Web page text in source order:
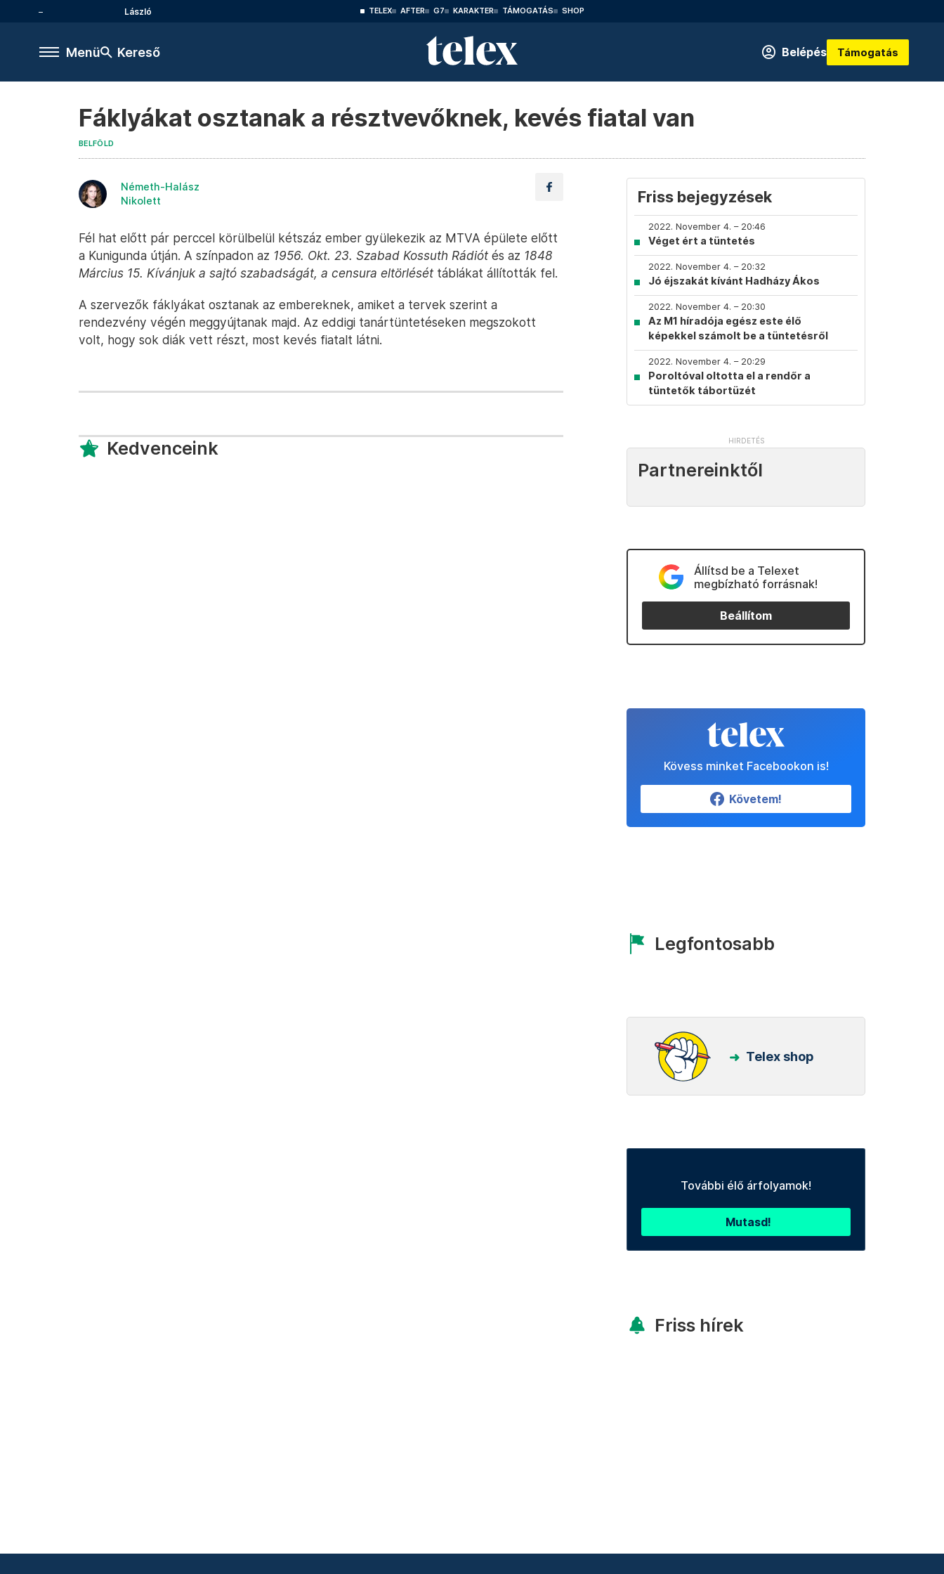
László TELEX AFTER G7 KARAKTER TÁMOGATÁS SHOP
Menü Kereső Belépés Támogatás
Fáklyákat osztanak a résztvevőknek, kevés fiatal van
BELFÖLD
Németh-Halász
Nikolett
Fél hat előtt pár perccel körülbelül kétszáz ember gyülekezik az MTVA épülete előtt
a Kunigunda útján. A színpadon az 1956. Okt. 23. Szabad Kossuth Rádiót és az 1848
Március 15. Kívánjuk a sajtó szabadságát, a censura eltörlését táblákat állították fel.
A szervezők fáklyákat osztanak az embereknek, amiket a tervek szerint a
rendezvény végén meggyújtanak majd. Az eddigi tanártüntetéseken megszokott
volt, hogy sok diák vett részt, most kevés fiatalt látni.
Kedvenceink
Friss bejegyzések
2022. November 4. – 20:46
Véget ért a tüntetés
2022. November 4. – 20:32
Jó éjszakát kívánt Hadházy Ákos
2022. November 4. – 20:30
Az M1 híradója egész este élő
képekkel számolt be a tüntetésről
2022. November 4. – 20:29
Poroltóval oltotta el a rendőr a
tüntetők tábortüzét
Partnereinktől
Állítsd be a Telexet
megbízható forrásnak!
Beállítom
Kövess minket Facebookon is!
Követem!
Legfontosabb
Telex shop
További élő árfolyamok!
Mutasd!
Friss hírek